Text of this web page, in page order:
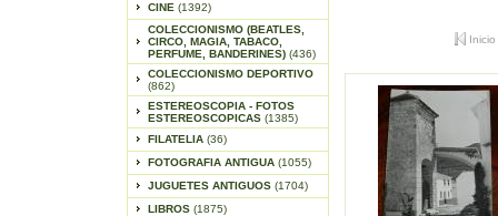
CINE (1392)
COLECCIONISMO (BEATLES,
CIRCO, MAGIA, TABACO,
PERFUME, BANDERINES) (436)
COLECCIONISMO DEPORTIVO
(862)
ESTEREOSCOPIA - FOTOS
ESTEREOSCOPICAS (1385)
FILATELIA (36)
FOTOGRAFIA ANTIGUA (1055)
JUGUETES ANTIGUOS (1704)
LIBROS (1875)
Inicio